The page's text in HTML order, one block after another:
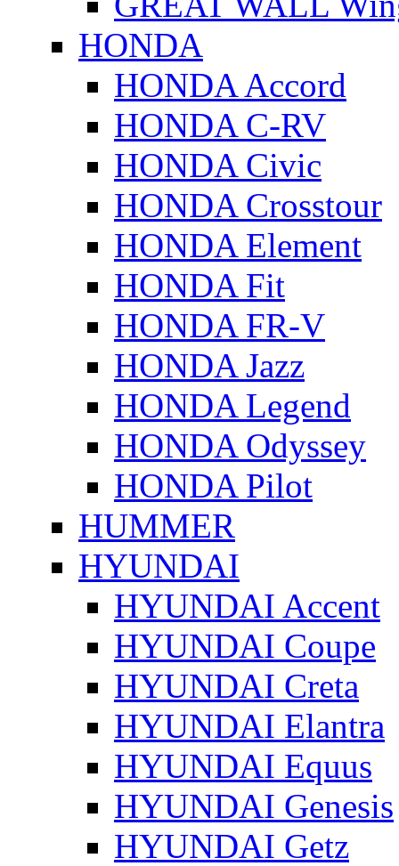
HONDA
HONDA Accord
HONDA C-RV
HONDA Civic
HONDA Crosstour
HONDA Element
HONDA Fit
HONDA FR-V
HONDA Jazz
HONDA Legend
HONDA Odyssey
HONDA Pilot
HUMMER
HYUNDAI
HYUNDAI Accent
HYUNDAI Coupe
HYUNDAI Creta
HYUNDAI Elantra
HYUNDAI Equus
HYUNDAI Genesis
HYUNDAI Getz